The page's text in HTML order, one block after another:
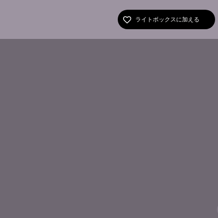
ライトボックスに加える